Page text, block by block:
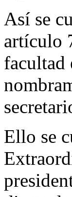
Así se
artículo
facultad
Ello se